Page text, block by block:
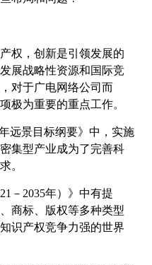
权，创新是引领发展的
展战略性资源和国际竞
对于广电网络公司而
极为重要的重点工作。
远景目标纲要》中，实施
集型产业成为了完善科
。
－2035年）》中有提
商标、版权等多种类型
识产权竞争力强的世界